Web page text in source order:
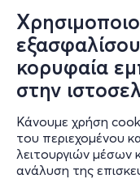
κορυφαία
στην
Κάνουμε χρήση
του περιεχομένου
λειτουργιών μέσων
ανάλυση της
Πληροφορίες
Υποστήριξη
Stay Connected